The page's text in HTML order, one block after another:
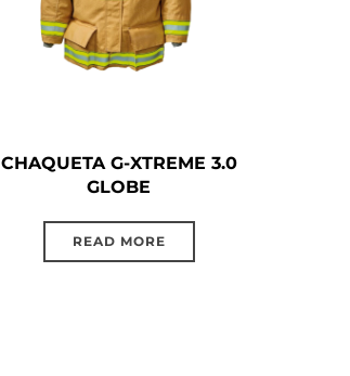
CHAQUETA G-XTREME 3.0
GLOBE
READ MORE